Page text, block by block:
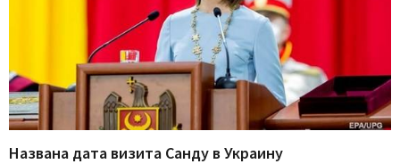
Названа дата визита Санду в Украину